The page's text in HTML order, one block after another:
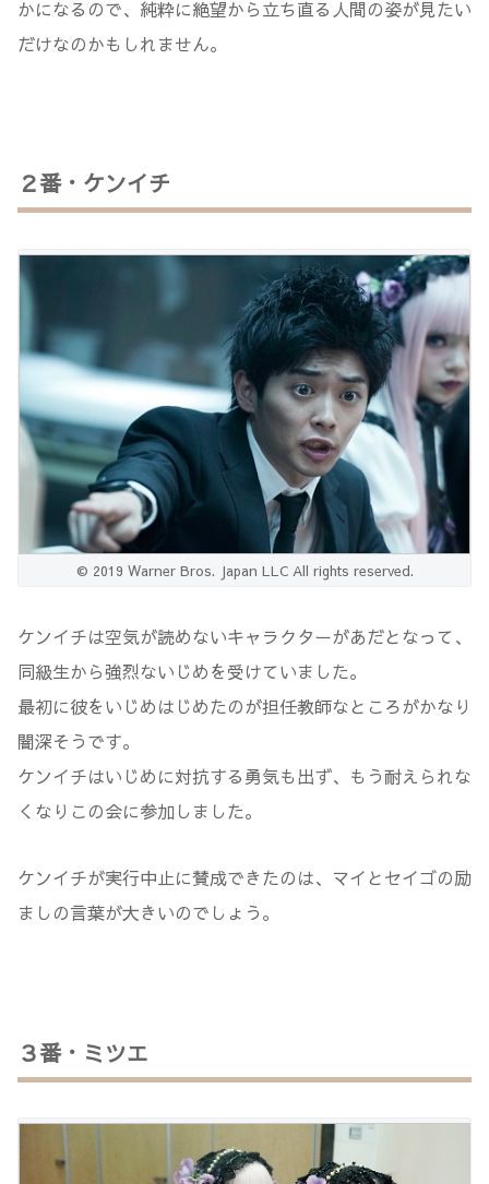
かになるので、純粋に絶望から立ち直る人間の姿が見たい
だけなのかもしれません。
２番・ケンイチ
© 2019 Warner Bros. Japan LLC All rights reserved.
ケンイチは空気が読めないキャラクターがあだとなって、
同級生から強烈ないじめを受けていました。
最初に彼をいじめはじめたのが担任教師なところがかなり
闇深そうです。
ケンイチはいじめに対抗する勇気も出ず、もう耐えられな
くなりこの会に参加しました。
ケンイチが実行中止に賛成できたのは、マイとセイゴの励
ましの言葉が大きいのでしょう。
３番・ミツエ